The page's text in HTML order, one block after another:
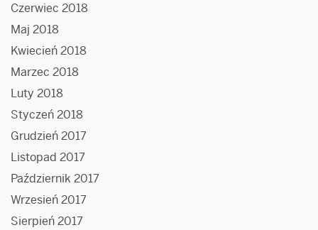
Czerwiec 2018
Maj 2018
Kwiecień 2018
Marzec 2018
Luty 2018
Styczeń 2018
Grudzień 2017
Listopad 2017
Październik 2017
Wrzesień 2017
Sierpień 2017